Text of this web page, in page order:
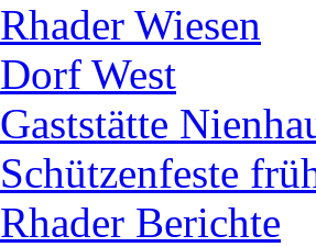
Rhader Wiesen
Dorf West
Gaststätte
Schützenfeste
Rhader Berichte